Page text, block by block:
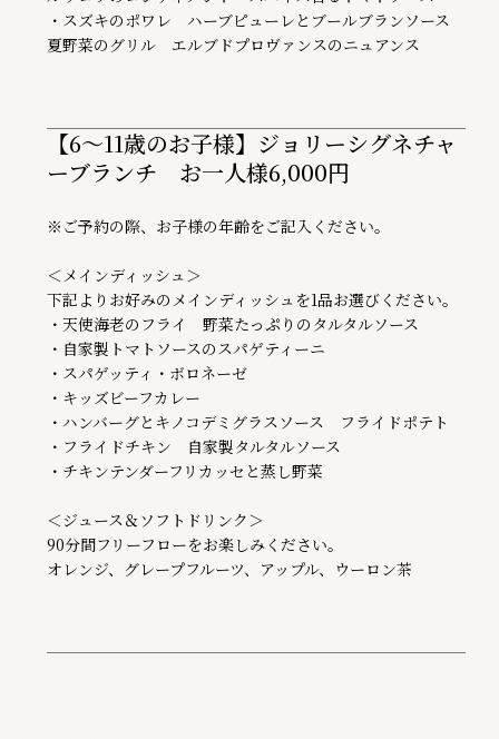
・スズキのポワレ　ハーブピューレとブールブランソース
夏野菜のグリル　エルブドプロヴァンスのニュアンス
【6～11歳のお子様】ジョリーシグネチャ
ーブランチ お一人様6,000円
※ご予約の際、お子様の年齢をご記入ください。
＜メインディッシュ＞
下記よりお好みのメインディッシュを1品お選びください。
・天使海老のフライ　野菜たっぷりのタルタルソース
・自家製トマトソースのスパゲティーニ
・スパゲッティ・ボロネーゼ
・キッズビーフカレー
・ハンバーグとキノコデミグラスソース　フライドポテト
・フライドチキン　自家製タルタルソース
・チキンテンダーフリカッセと蒸し野菜
＜ジュース＆ソフトドリンク＞
90分間フリーフローをお楽しみください。
オレンジ、グレープフルーツ、アップル、ウーロン茶